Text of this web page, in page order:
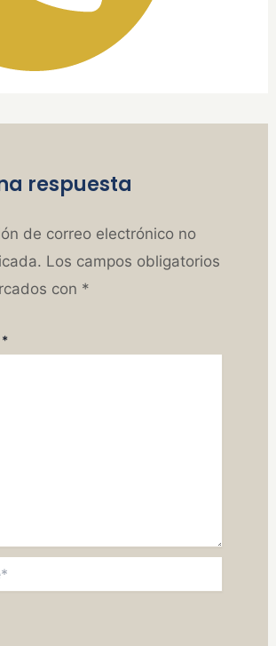
respuesta
de correo electrónico no
Los campos obligatorios
con *
*